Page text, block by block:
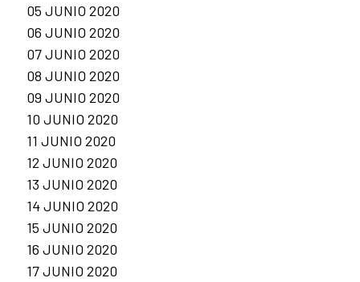
05 JUNIO 2020
06 JUNIO 2020
07 JUNIO 2020
08 JUNIO 2020
09 JUNIO 2020
10 JUNIO 2020
11 JUNIO 2020
12 JUNIO 2020
13 JUNIO 2020
14 JUNIO 2020
15 JUNIO 2020
16 JUNIO 2020
17 JUNIO 2020